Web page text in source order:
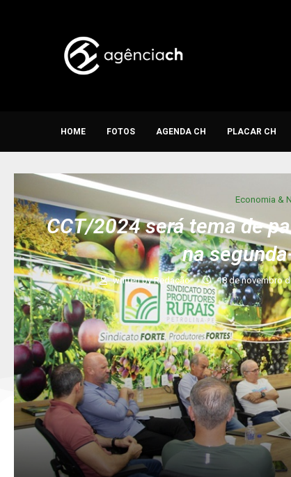
HOME FOTOS AGENDA CH PLACAR CH
Economia &
CCT/2024 será tema de
na
written byRedação 18 de novembro